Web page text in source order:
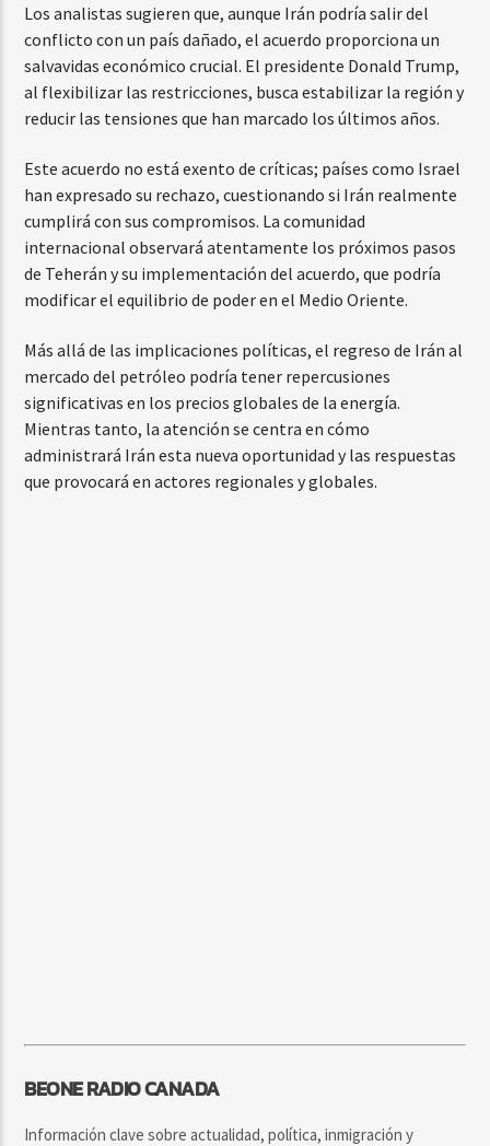
Los analistas sugieren que, aunque Irán podría salir del
conflicto con un país dañado, el acuerdo proporciona un
salvavidas económico crucial. El presidente Donald Trump,
al flexibilizar las restricciones, busca estabilizar la región y
reducir las tensiones que han marcado los últimos años.
Este acuerdo no está exento de críticas; países como Israel
han expresado su rechazo, cuestionando si Irán realmente
cumplirá con sus compromisos. La comunidad
internacional observará atentamente los próximos pasos
de Teherán y su implementación del acuerdo, que podría
modificar el equilibrio de poder en el Medio Oriente.
Más allá de las implicaciones políticas, el regreso de Irán al
mercado del petróleo podría tener repercusiones
significativas en los precios globales de la energía.
Mientras tanto, la atención se centra en cómo
administrará Irán esta nueva oportunidad y las respuestas
que provocará en actores regionales y globales.
BEONE RADIO CANADA
Información clave sobre actualidad, política, inmigración y